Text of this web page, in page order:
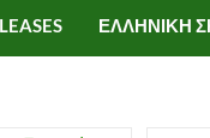
ΕΛΛΗΝΙΚΗ